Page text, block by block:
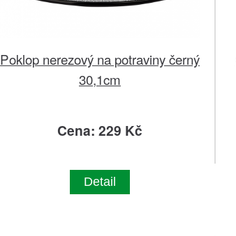
Poklop nerezový na potraviny černý
30,1cm
Cena: 229 Kč
Detail